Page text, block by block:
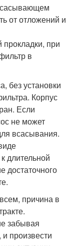
от отложений и
при
в
без установки
Корпус
Если
не может
всасывания.
длительной
достаточного
причина в
забывая
произвести